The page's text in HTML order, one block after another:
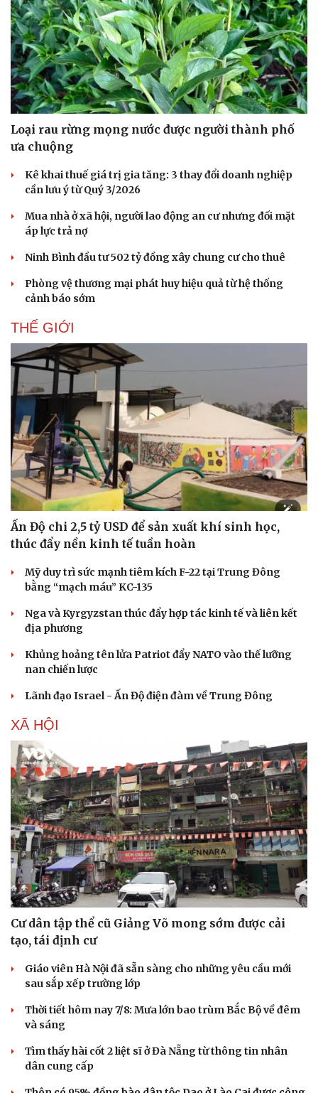
Pháp luật
Vụ án
Tin nóng
Tư vấn luật
Quân sự - Quốc phòng
Vũ khí
Việt Nam
Thể thao
Bóng đá
Lịch thi đấu bóng đá
Thế giới thể thao
eSports
Hậu trường
Ô tô - Xe máy
Ô tô
Xe máy
Tư vấn
Loại rau rừng mọng nước được người thành phố
ưa chuộng
Kê khai thuế giá trị gia tăng: 3 thay đổi doanh nghiệp
cần lưu ý từ Quý 3/2026
Mua nhà ở xã hội, người lao động an cư nhưng đối mặt
áp lực trả nợ
Ninh Bình đầu tư 502 tỷ đồng xây chung cư cho thuê
Phòng vệ thương mại phát huy hiệu quả từ hệ thống
cảnh báo sớm
THẾ GIỚI
Ấn Độ chi 2,5 tỷ USD để sản xuất khí sinh học,
thúc đẩy nền kinh tế tuần hoàn
Mỹ duy trì sức mạnh tiêm kích F-22 tại Trung Đông
bằng “mạch máu” KC-135
Nga và Kyrgyzstan thúc đẩy hợp tác kinh tế và liên kết
địa phương
Khủng hoảng tên lửa Patriot đẩy NATO vào thế lưỡng
nan chiến lược
Lãnh đạo Israel - Ấn Độ điện đàm về Trung Đông
XÃ HỘI
Cư dân tập thể cũ Giảng Võ mong sớm được cải
tạo, tái định cư
Giáo viên Hà Nội đã sẵn sàng cho những yêu cầu mới
sau sắp xếp trường lớp
Thời tiết hôm nay 7/8: Mưa lớn bao trùm Bắc Bộ về đêm
và sáng
Tìm thấy hài cốt 2 liệt sĩ ở Đà Nẵng từ thông tin nhân
dân cung cấp